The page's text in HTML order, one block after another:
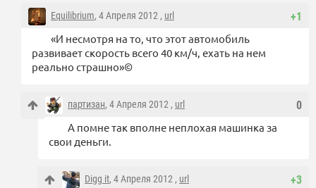
+1
Equilibrium, 4 Апреля 2012 , url
«И несмотря на то, что этот автомобиль
развивает скорость всего 40 км/ч, ехать на нем
реально страшно»©
0
партизан, 4 Апреля 2012 , url
А помне так вполне неплохая машинка за
свои деньги.
+3
Digg it, 4 Апреля 2012 , url